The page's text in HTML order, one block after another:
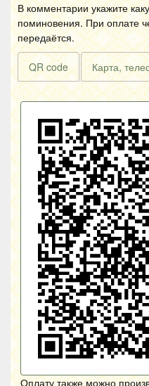
В комментарии укажите
поминовения. При оплате
передаётся.
QR code Карта,
Оплату также можно